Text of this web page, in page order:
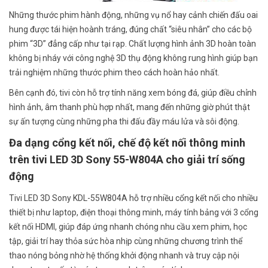
Những thước phim hành động, những vụ nổ hay cảnh chiến đấu oai
hung được tái hiện hoành tráng, đúng chất “siêu nhân” cho các bộ
phim “3D” đẳng cấp như tại rạp. Chất lượng hình ảnh 3D hoàn toàn
không bị nháy với công nghệ 3D thụ động không rung hình giúp bạn
trải nghiệm những thước phim theo cách hoàn hảo nhất.
Bên cạnh đó, tivi còn hỗ trợ tính năng xem bóng đá, giúp điều chỉnh
hình ảnh, âm thanh phù hợp nhất, mang đến những giờ phút thật
sự ấn tượng cùng những pha thi đấu đầy máu lửa và sôi động.
Đa dạng cổng kết nối, chế độ kết nối thông minh
trên tivi LED 3D Sony 55-W804A cho giải trí sống
động
Tivi LED 3D Sony KDL-55W804A hỗ trợ nhiều cổng kết nối cho nhiều
thiết bị như laptop, điện thoại thông minh, máy tính bảng với 3 cổng
kết nối HDMI, giúp đáp ứng nhanh chóng nhu cầu xem phim, học
tập, giải trí hay thỏa sức hòa nhịp cùng những chương trình thể
thao nóng bỏng nhờ hệ thống khởi động nhanh và truy cập nội